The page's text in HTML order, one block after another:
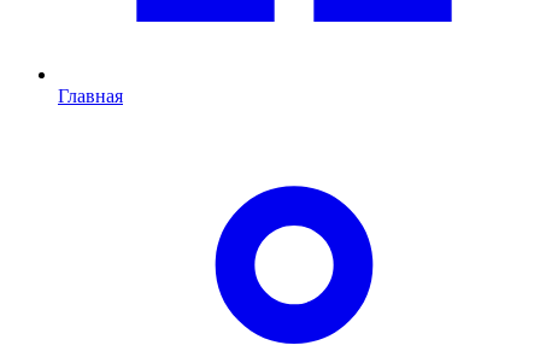
Главная